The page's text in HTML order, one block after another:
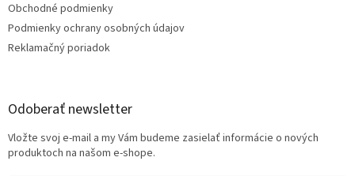
Obchodné podmienky
Podmienky ochrany osobných údajov
Reklamačný poriadok
Odoberať newsletter
Vložte svoj e-mail a my Vám budeme zasielať informácie o nových
produktoch na našom e-shope.